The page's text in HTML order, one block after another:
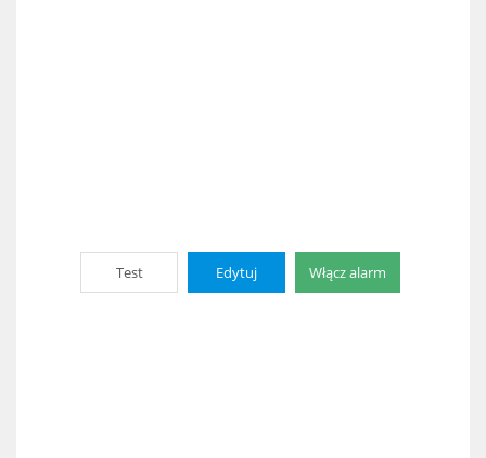
Test Edytuj Włącz alarm